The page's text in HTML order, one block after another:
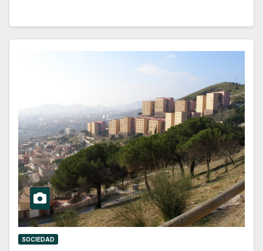
SOCIEDAD